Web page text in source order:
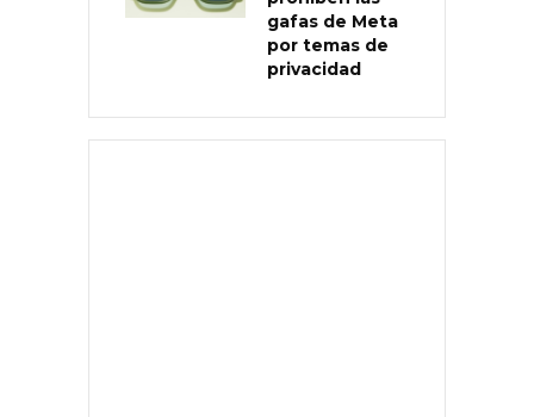
gafas de Meta
por temas de
privacidad